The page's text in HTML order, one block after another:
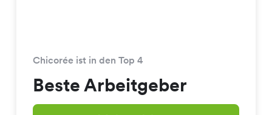
Chicorée ist in den Top 4
Beste Arbeitgeber